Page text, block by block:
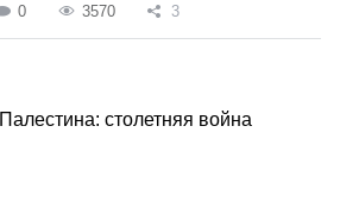
0 3570 3
Палестина: столетняя война